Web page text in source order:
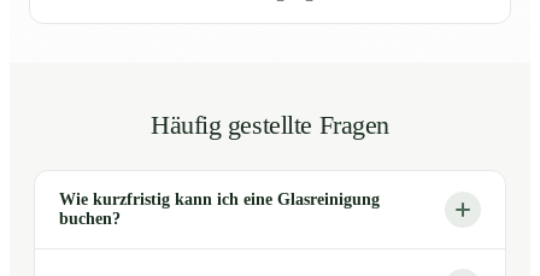
Häufig gestellte Fragen
Wie kurzfristig kann ich eine Glasreinigung
buchen?